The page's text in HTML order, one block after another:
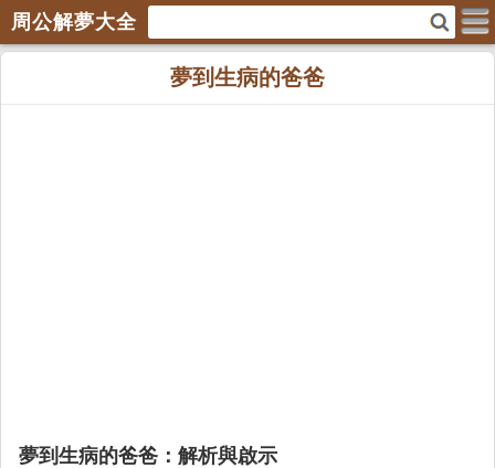
周公解夢大全
夢到生病的爸爸
夢到生病的爸爸：解析與啟示